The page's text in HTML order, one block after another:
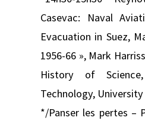
Casevac: Naval
Evacuation in Suez,
1956-66 », Mark
History of
Technology,
*/Panser les pertes –